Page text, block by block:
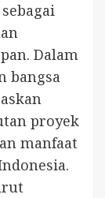
Dalam
bangsa
proyek
manfaat